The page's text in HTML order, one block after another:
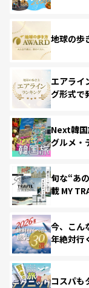
地球の歩
エアライ
グ形式で
Next韓
グルメ・
旬な“あ
載 MY
今、こん
年絶対行
コスパも